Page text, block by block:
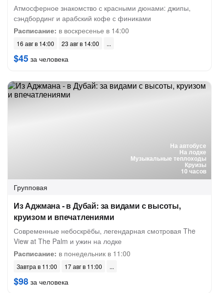
Атмосферное знакомство с красными дюнами: джипы,
сэндбординг и арабский кофе с финиками
Расписание: в воскресенье в 14:00
16 авг в 14:00 23 авг в 14:00
$45 за человека
На автобусе
На лодке
Музыкальные теплоходы
Круизы
10 часов
Групповая
Из Аджмана - в Дубай: за видами с высоты,
круизом и впечатлениями
Современные небоскрёбы, легендарная смотровая The
View at The Palm и ужин на лодке
Расписание: в понедельник в 11:00
Завтра в 11:00 17 авг в 11:00
$98 за человека